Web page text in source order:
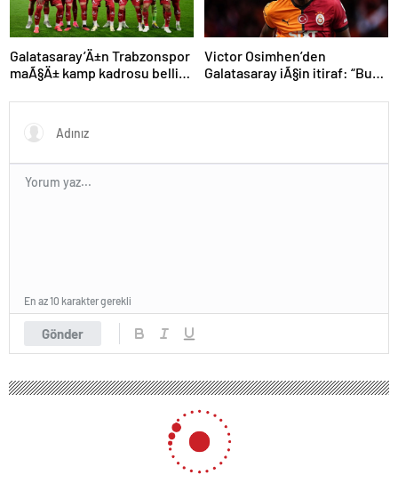
Galatasaray’Ä±n Trabzonspor
maÃ§Ä± kamp kadrosu belli
Victor Osimhen’den
Galatasaray iÃ§in itiraf: “Bu
Gönder
En az 10 karakter gerekli